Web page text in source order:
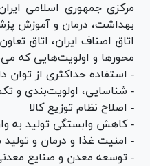
مرکزی جمهوری اسلامی
بهداشت، درمان و آموزش
اتاق اصناف ایران، اتاق
محور‌ها و اولویت‌هایی که
- استفاده حداکثری از توان
- شناسایی، اولویت‌بندی و
- اصلاح نظام توزیع کالا
- کاهش وابستگی تولید به
- امنیت غذا و درمان و
- توسعه معدن و صنایع